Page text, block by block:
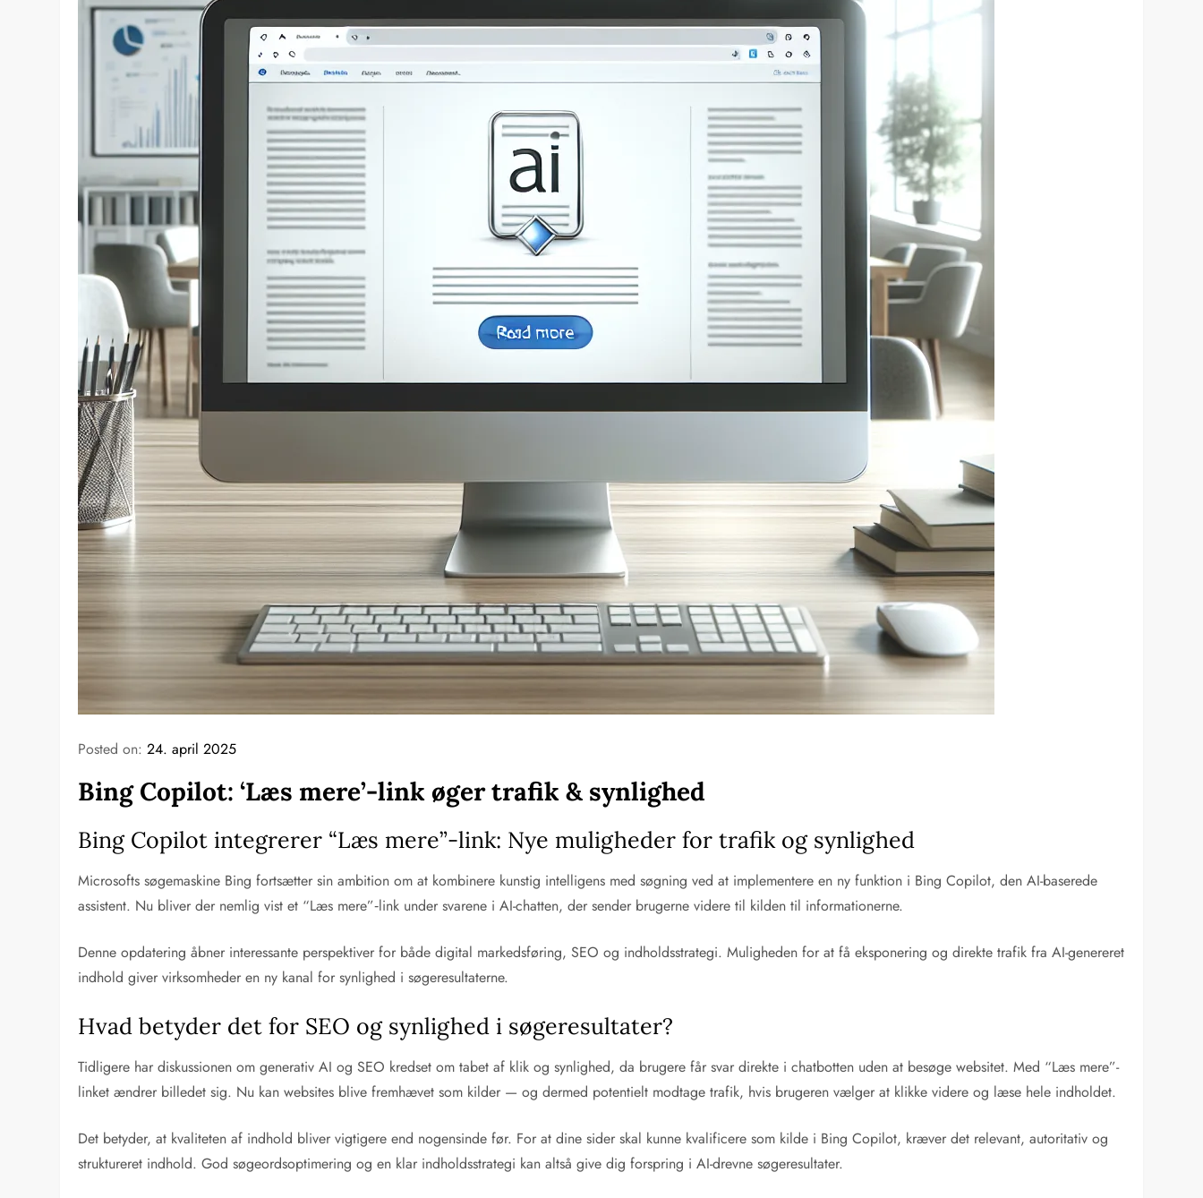
Posted on:24. april 2025
Bing Copilot: ‘Læs mere’-link øger trafik & synlighed
Bing Copilot integrerer “Læs mere”-link: Nye muligheder for trafik og synlighed
Microsofts søgemaskine Bing fortsætter sin ambition om at kombinere kunstig intelligens med søgning ved at implementere en ny funktion i Bing Copilot, den AI-baserede
assistent. Nu bliver der nemlig vist et “Læs mere”‑link under svarene i AI-chatten, der sender brugerne videre til kilden til informationerne.
Denne opdatering åbner interessante perspektiver for både digital markedsføring, SEO og indholdsstrategi. Muligheden for at få eksponering og direkte trafik fra AI-genereret
indhold giver virksomheder en ny kanal for synlighed i søgeresultaterne.
Hvad betyder det for SEO og synlighed i søgeresultater?
Tidligere har diskussionen om generativ AI og SEO kredset om tabet af klik og synlighed, da brugere får svar direkte i chatbotten uden at besøge websitet. Med “Læs mere”-
linket ændrer billedet sig. Nu kan websites blive fremhævet som kilder — og dermed potentielt modtage trafik, hvis brugeren vælger at klikke videre og læse hele indholdet.
Det betyder, at kvaliteten af indhold bliver vigtigere end nogensinde før. For at dine sider skal kunne kvalificere som kilde i Bing Copilot, kræver det relevant, autoritativ og
struktureret indhold. God søgeordsoptimering og en klar indholdsstrategi kan altså give dig forspring i AI-drevne søgeresultater.